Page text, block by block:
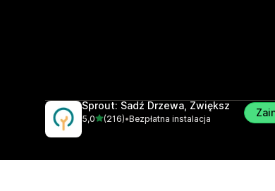
Sprout: Sadź Drzewa, Zwiększ
5,0na 5 gwiazdek
(216)
Łączna liczba recenzji: 216
•Bezpłatna instalacja